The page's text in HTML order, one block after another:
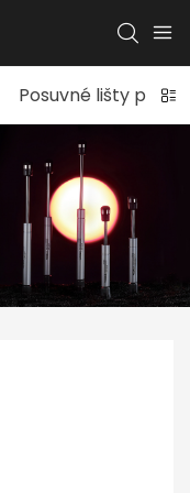
Posuvné lišty pre